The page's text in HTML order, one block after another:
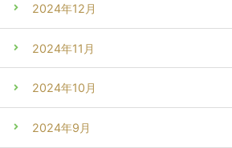
2024年12月
2024年11月
2024年10月
2024年9月